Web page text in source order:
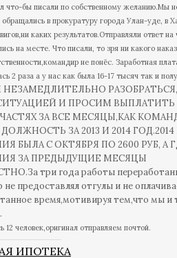
что-бы писали по собственному желанию.Мы
обращались в прокуратуру города Улан-уде, в
каких результатов.Отправляли ответ на
на месте. Что писали, то зря ни какого
не понёс. Заработная
2 раза а у нас как была 16-17 тысяч так и
И ПРОСИМ ВЫПЛАТИТЬ
ЗА ВСЕ МЕСЯЦЫ,КАК
ЗА 2013 И 2014
БЫЛА С ОКТЯБРЯ ПО 2600 РУБ, А
ЗА ПРЕДЫДУЩИЕ МЕСЯЦЫ
три года работы
предоставлял отгулы и не
время,мотивируя тем,что мы и
12 человек,оригинал отправляем почтой.
ИПОТЕКА